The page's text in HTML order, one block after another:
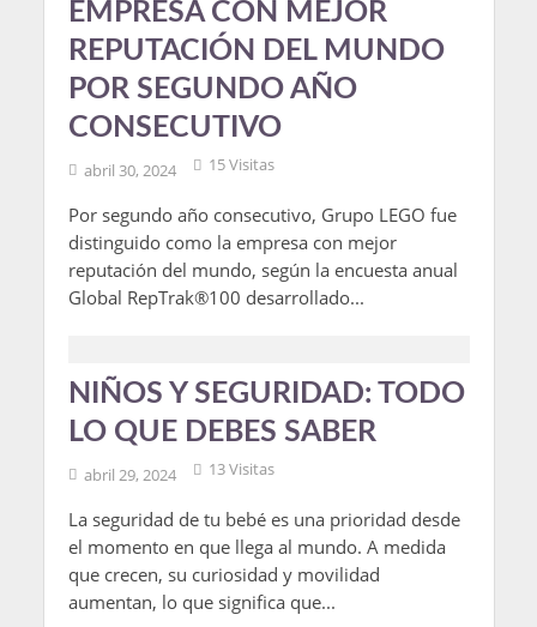
EMPRESA CON MEJOR
REPUTACIÓN DEL MUNDO
POR SEGUNDO AÑO
CONSECUTIVO
abril 30, 2024 15 Visitas
Por segundo año consecutivo, Grupo LEGO fue
distinguido como la empresa con mejor
reputación del mundo, según la encuesta anual
Global RepTrak®100 desarrollado...
NIÑOS Y SEGURIDAD: TODO
LO QUE DEBES SABER
abril 29, 2024 13 Visitas
La seguridad de tu bebé es una prioridad desde
el momento en que llega al mundo. A medida
que crecen, su curiosidad y movilidad
aumentan, lo que significa que...